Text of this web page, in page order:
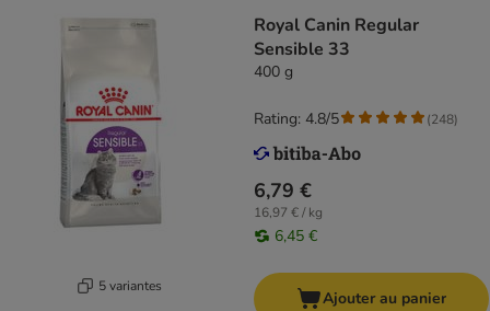
5 variantes
Royal Canin Regular
Sensible 33
400 g
6,79 €
16,97 € / kg
6,45 €
Rating: 4.8/5 (248)
Ajouter au panier